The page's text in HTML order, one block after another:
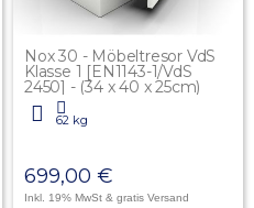
Nox 30 - Möbeltresor VdS
Klasse 1 [EN1143-1/VdS
2450] - (34 x 40 x 25cm)
62 kg
699,00 €
Inkl. 19% MwSt & gratis Versand